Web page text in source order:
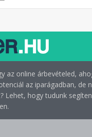
az online árbevételed,
az iparágadban, de
Lehet, hogy tudunk